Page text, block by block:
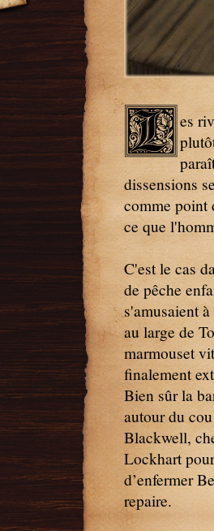
Les
dissensions
comme point
ce que
C'est le cas
de pêche
s'amusaient
au large de
marmouset
finalement
Bien sûr la
autour du
Blackwell,
Lockhart
d’enfermer
repaire.